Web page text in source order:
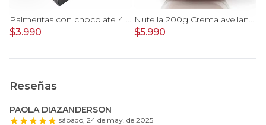
Palmeritas con chocolate 4 unidades
$3.990
Nutella 200g Crema avellanas con cacao
$5.990
Reseñas
PAOLA DIAZANDERSON
sábado, 24 de may. de 2025